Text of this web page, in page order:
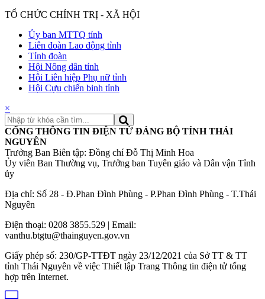
TỔ CHỨC CHÍNH TRỊ - XÃ HỘI
Ủy ban MTTQ tỉnh
Liên đoàn Lao động tỉnh
Tỉnh đoàn
Hội Nông dân tỉnh
Hội Liên hiệp Phụ nữ tỉnh
Hội Cựu chiến binh tỉnh
×
CỔNG THÔNG TIN ĐIỆN TỬ ĐẢNG BỘ TỈNH THÁI
NGUYÊN
Trưởng Ban Biên tập: Đồng chí Đỗ Thị Minh Hoa
Ủy viên Ban Thường vụ, Trưởng ban Tuyên giáo và Dân vận Tỉnh
ủy
Địa chỉ: Số 28 - Đ.Phan Đình Phùng - P.Phan Đình Phùng - T.Thái
Nguyên
Điện thoại: 0208 3855.529 | Email:
vanthu.btgtu@thainguyen.gov.vn
Giấy phép số: 230/GP-TTĐT ngày 23/12/2021 của Sở TT & TT
tỉnh Thái Nguyên về việc Thiết lập Trang Thông tin điện tử tổng
hợp trên Internet.